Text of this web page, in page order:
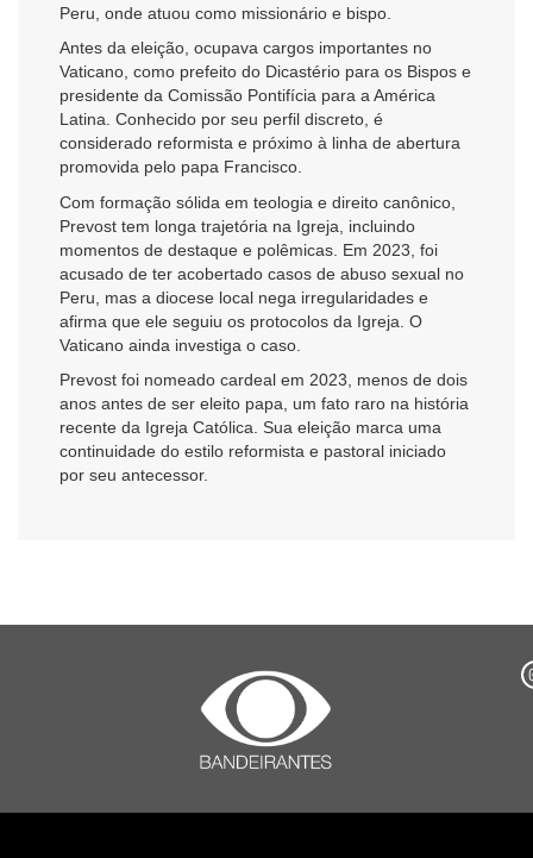
Peru, onde atuou como missionário e bispo.
Antes da eleição, ocupava cargos importantes no
Vaticano, como prefeito do Dicastério para os Bispos e
presidente da Comissão Pontifícia para a América
Latina. Conhecido por seu perfil discreto, é
considerado reformista e próximo à linha de abertura
promovida pelo papa Francisco.
Com formação sólida em teologia e direito canônico,
Prevost tem longa trajetória na Igreja, incluindo
momentos de destaque e polêmicas. Em 2023, foi
acusado de ter acobertado casos de abuso sexual no
Peru, mas a diocese local nega irregularidades e
afirma que ele seguiu os protocolos da Igreja. O
Vaticano ainda investiga o caso.
Prevost foi nomeado cardeal em 2023, menos de dois
anos antes de ser eleito papa, um fato raro na história
recente da Igreja Católica. Sua eleição marca uma
continuidade do estilo reformista e pastoral iniciado
por seu antecessor.